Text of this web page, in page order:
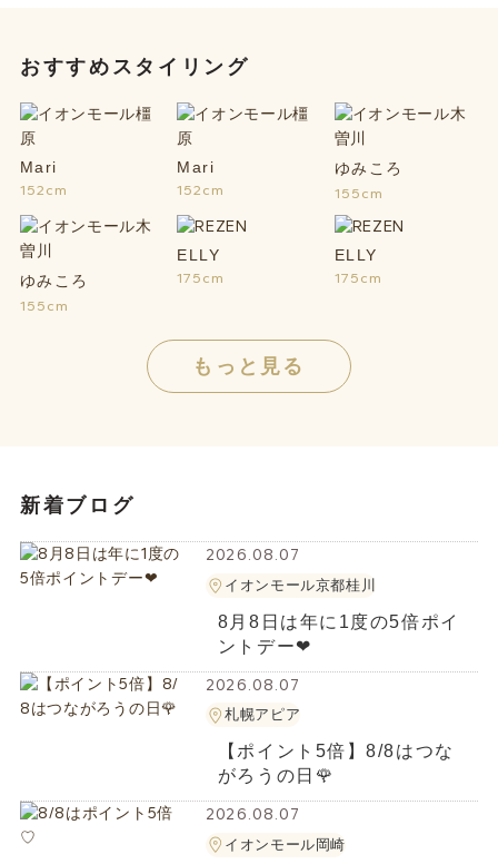
おすすめスタイリング
Mari
152cm
Mari
152cm
ゆみころ
155cm
ゆみころ
155cm
ELLY
175cm
ELLY
175cm
もっと見る
新着ブログ
2026.08.07
イオンモール京都桂川
8月8日は年に1度の5倍ポイ
ントデー❤︎
2026.08.07
札幌アピア
【ポイント5倍】8/8はつな
がろうの日🌹
2026.08.07
イオンモール岡崎